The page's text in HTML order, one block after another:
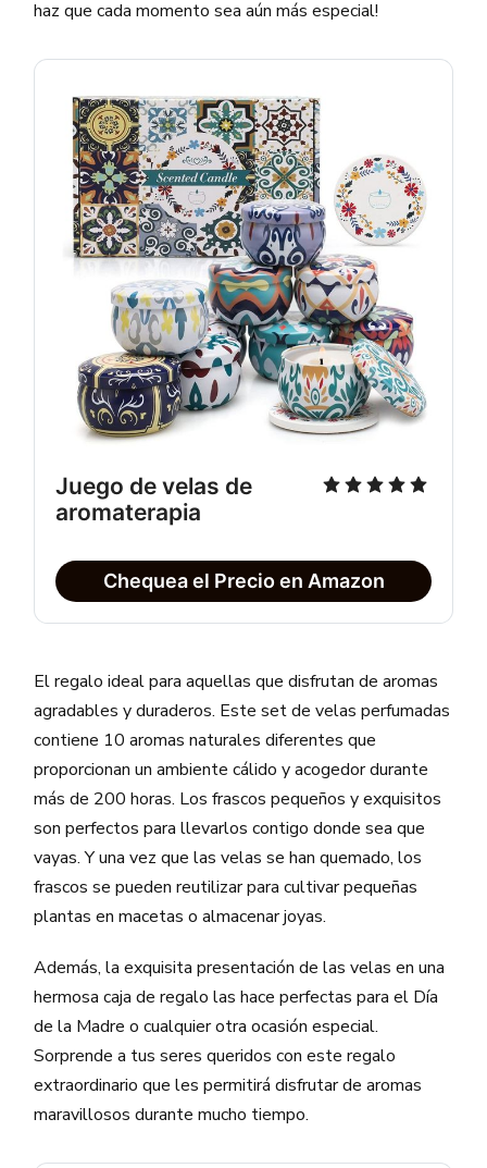
haz que cada momento sea aún más especial!
Juego de velas de
aromaterapia
Chequea el Precio en Amazon
El regalo ideal para aquellas que disfrutan de aromas
agradables y duraderos. Este set de velas perfumadas
contiene 10 aromas naturales diferentes que
proporcionan un ambiente cálido y acogedor durante
más de 200 horas. Los frascos pequeños y exquisitos
son perfectos para llevarlos contigo donde sea que
vayas. Y una vez que las velas se han quemado, los
frascos se pueden reutilizar para cultivar pequeñas
plantas en macetas o almacenar joyas.
Además, la exquisita presentación de las velas en una
hermosa caja de regalo las hace perfectas para el Día
de la Madre o cualquier otra ocasión especial.
Sorprende a tus seres queridos con este regalo
extraordinario que les permitirá disfrutar de aromas
maravillosos durante mucho tiempo.